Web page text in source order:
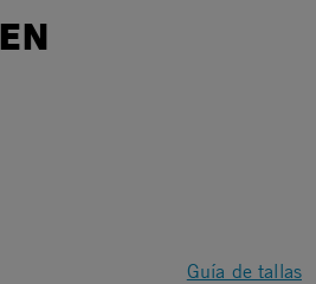
Guía de tallas